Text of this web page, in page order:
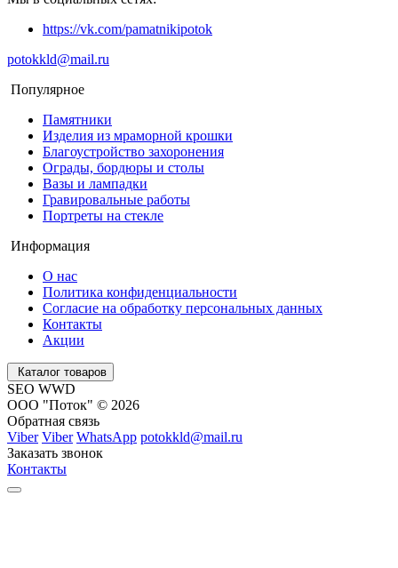
https://vk.com/pamatnikipotok
potokkld@mail.ru
Популярное
Памятники
Изделия из мраморной крошки
Благоустройство захоронения
Ограды, бордюры и столы
Вазы и лампадки
Гравировальные работы
Портреты на стекле
Информация
О нас
Политика конфиденциальности
Согласие на обработку персональных данных
Контакты
Акции
Каталог товаров
SEO WWD
ООО "Поток" © 2026
Обратная связь
Viber Viber WhatsApp potokkld@mail.ru
Заказать звонок
Контакты